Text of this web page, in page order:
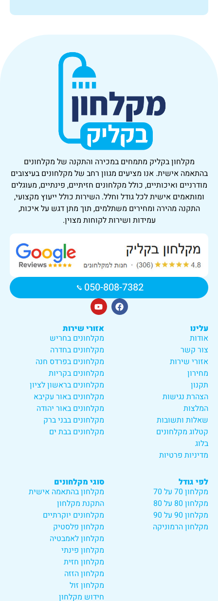
סוגי מקלחונים
מקלחון בהתאמה אישית
התקנת מקלחון
מקלחונים יוקרתיים
מקלחון פלסטיק
מקלחון לאמבטיה
מקלחון פינתי
מקלחון חזית
מקלחון הזזה
מקלחון זול
חידוש מקלחון
לפי גודל
מקלחון 70 על 70
מקלחון 80 על 80
מקלחון 90 על 90
מקלחון הרמוניקה
אזורי שירות
מקלחונים בחריש
מקלחונים בחדרה
מקלחונים בפרדס חנה
מקלחונים בקריות
מקלחונים בראשון לציון
מקלחונים באור עקיבא
מקלחונים באור יהודה
מקלחונים בבני ברק
מקלחונים בבת ים
עלינו
אודות
צור קשר
אזורי שירות
מחירון
תקנון
הצהרת נגישות
המלצות
שאלות ותשובות
קטלוג מקלחונים
בלוג
מדיניות פרטיות
מקלחון בקליק מתמחים במכירה והתקנה של מקלחונים
בהתאמה אישית. אנו מציעים מגוון רחב של מקלחונים בעיצובים
מודרניים ואיכותיים, כולל מקלחונים חזיתיים, פינתיים, מעוגלים
ומותאמים אישית לכל גודל וחלל. השירות כולל ייעוץ מקצועי,
התקנה מהירה ומחירים משתלמים, תוך מתן דגש על איכות,
עמידות ושירות לקוחות מצוין.
050-808-7382